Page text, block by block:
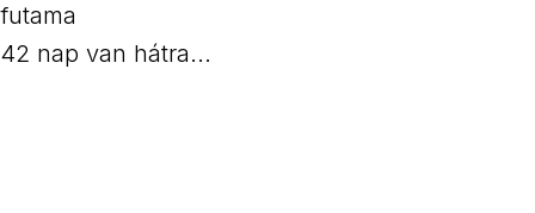
futama
42 nap van hátra...